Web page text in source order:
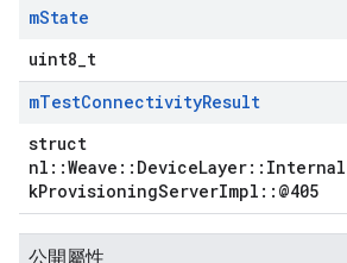
mState
uint8_t
mTestConnectivityResult
struct
kProvisioningServerImpl::@405
公開屬性